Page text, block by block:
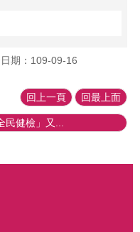
期：109-09-16
回上一頁 回最上面
民健檢」又...